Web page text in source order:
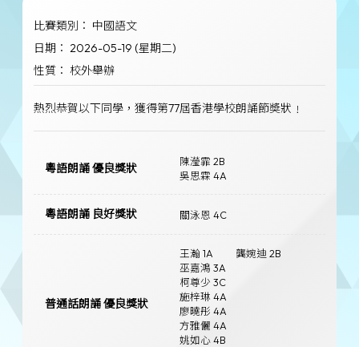
比賽類別： 中國語文
日期： 2026-05-19 (星期二)
性質： 校外舉辦
熱烈恭賀以下同學，獲得第77屆香港學校朗誦節奬狀﹗
粵語朗誦 優良獎狀
陳瀅霏 2B
吳思霖 4A
粵語朗誦 良好獎狀 關泳恩 4C
普通話朗誦 優良獎狀
王瀚 1A
龔婉迪 2B
巫嘉鴻 3A
柯尊少 3C
施梓琳 4A
廖曉彤 4A
方雅儷 4A
姚如心 4B